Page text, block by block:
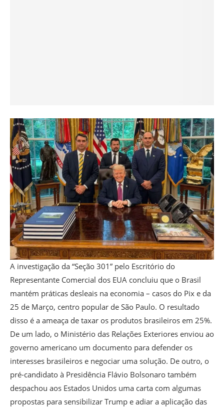
A investigação da “Seção 301” pelo Escritório do
Representante Comercial dos EUA concluiu que o Brasil
mantém práticas desleais na economia – casos do Pix e da
25 de Março, centro popular de São Paulo. O resultado
disso é a ameaça de taxar os produtos brasileiros em 25%.
De um lado, o Ministério das Relações Exteriores enviou ao
governo americano um documento para defender os
interesses brasileiros e negociar uma solução. De outro, o
pré-candidato à Presidência Flávio Bolsonaro também
despachou aos Estados Unidos uma carta com algumas
propostas para sensibilizar Trump e adiar a aplicação das